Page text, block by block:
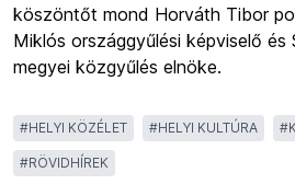
köszöntőt mond Horváth Tibor
Miklós országgyűlési képviselő és
megyei közgyűlés elnöke.
#HELYI KÖZÉLET #HELYI KULTÚRA #
#RÖVIDHÍREK